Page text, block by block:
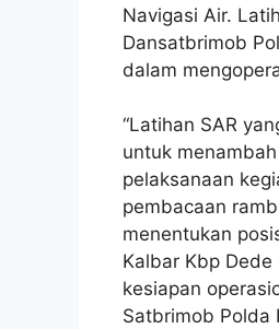
Navigasi Air.
Dansatbrimob
dalam
“Latihan SAR
untuk
pelaksanaan
pembacaan
menentukan
Kalbar Kbp
kesiapan
Satbrimob Polda